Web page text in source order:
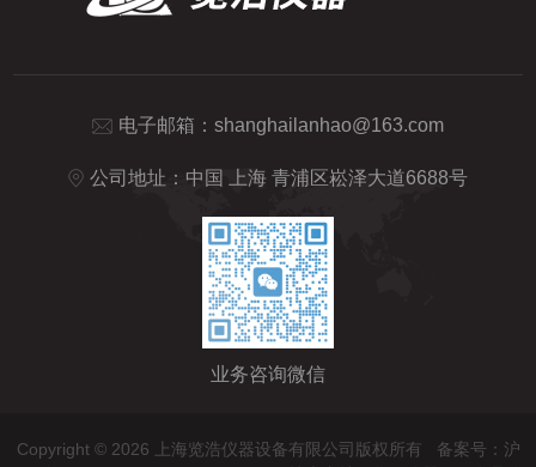
电子邮箱： shanghailanhao@163.com
公司地址：中国 上海 青浦区崧泽大道6688号
业务咨询微信
Copyright © 2026 上海览浩仪器设备有限公司版权所有 备案号：沪